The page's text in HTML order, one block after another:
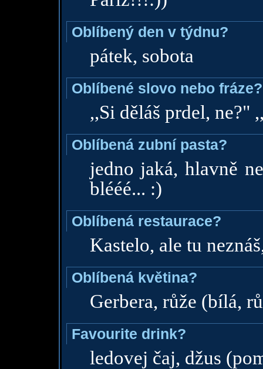
Oblíbený den v týdnu?
pátek, sobota
Oblíbené slovo nebo fráze?
,,Si děláš prdel, ne?"
Oblíbená zubní pasta?
jedno jaká, hlavně
blééé... :)
Oblíbená restaurace?
Kastelo, ale tu
Oblíbená květina?
Gerbera, růže (bílá,
Favourite drink?
ledovej čaj, džus